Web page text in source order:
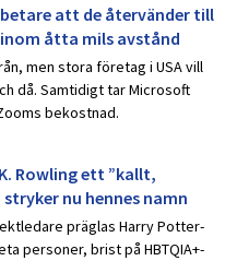
att de återvänder till
åtta mils avstånd
men stora företag i USA vill
då. Samtidigt tar Microsoft
bekostnad.
Rowling ett ”kallt,
nu hennes namn
präglas Harry Potter-
personer, brist på HBTQIA+-